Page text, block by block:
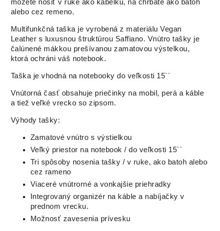
môžete nosiť v ruke ako kabelku, na chrbáte ako batoh
alebo cez remeno.
Multifunkčná taška je vyrobená z materiálu Vegan
Leather s luxusnou štruktúrou Saffiano. Vnútro tašky je
čalúnené mákkou prešívanou zamatovou výstelkou,
ktorá ochráni váš notebook.
Taška je vhodná na notebooky do veľkosti 15``
Vnútorná časť obsahuje priečinky na mobil, perá a káble
a tiež veľké vrecko so zipsom.
Výhody tašky:
Zamatové vnútro s výstielkou
Veľký priestor na notebook / do veľkosti 15``
Tri spôsoby nosenia tašky / v ruke, ako batoh alebo
cez rameno
Viaceré vnútrorné a vonkajšie priehradky
Integrovaný organizér na káble a nabíjačky v
prednom vrecku.
Možnosť zavesenia prívesku